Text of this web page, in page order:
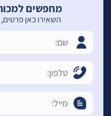
מחפשים
השאירו כאן